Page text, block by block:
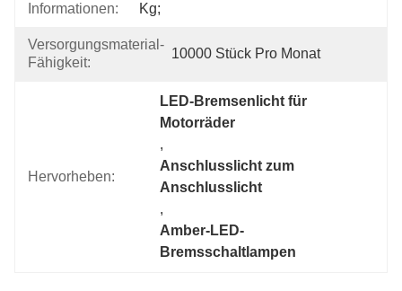
Informationen:
Kg;
Versorgungsmaterial-
Fähigkeit:
10000 Stück Pro Monat
Hervorheben:
LED-Bremsenlicht für
Motorräder
,
Anschlusslicht zum
Anschlusslicht
,
Amber-LED-
Bremsschaltlampen